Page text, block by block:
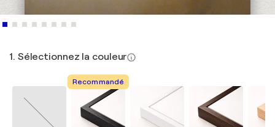
1. Sélectionnez la couleur
Recommandé